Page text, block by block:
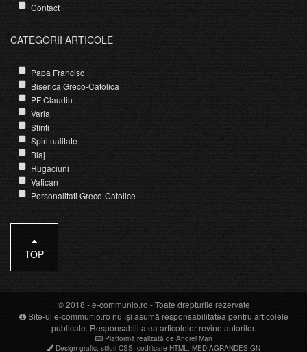
Contact
CATEGORII ARTICOLE
Papa Francisc
Biserica Greco-Catolica
PF Claudiu
Varia
Sfinti
Spiritualitate
Blaj
Rugaciuni
Vatican
Personalitati Greco-Catolice
TOP
© 2018 -e-communio.ro - Toate drepturile rezervate
Site-ul e-communio.ro nu își asumă responsabilitatea pentru articolele
publicate. Responsabilitatea articolelor revine autorilor.
Platformă realizată de Andrei Man
Design grafic stiluri CSS codificare HTML : MEDIAGRANDESIGN